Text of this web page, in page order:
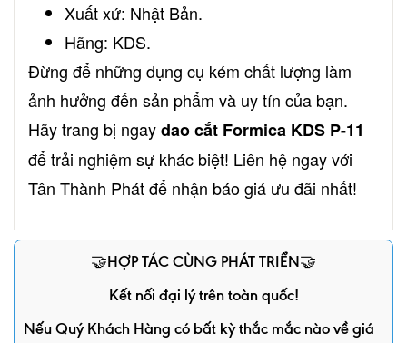
Xuất xứ: Nhật Bản.
Hãng: KDS.
Đừng để những dụng cụ kém chất lượng làm
ảnh hưởng đến sản phẩm và uy tín của bạn.
Hãy trang bị ngaydao cắt Formica KDS P-11
để trải nghiệm sự khác biệt! Liên hệ ngay với
Tân Thành Phát để nhận báo giá ưu đãi nhất!
🤝HỢP TÁC CÙNG PHÁT TRIỂN🤝
Kết nối đại lý trên toàn quốc!
Nếu Quý Khách Hàng có bất kỳ thắc mắc nào về giá